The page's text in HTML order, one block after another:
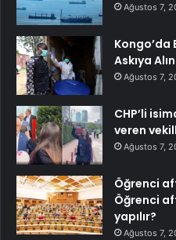
Ağustos 7,
Kongo’da
Askıya
Ağustos 7,
CHP’li
veren
Ağustos 7,
Öğrenci
Öğrenci
yapılır?
Ağustos 7,